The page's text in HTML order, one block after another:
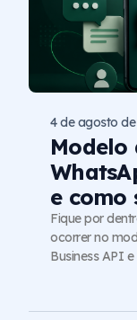
Modelo
e como
4 de agosto
Fique por
ocorrer no
Business API